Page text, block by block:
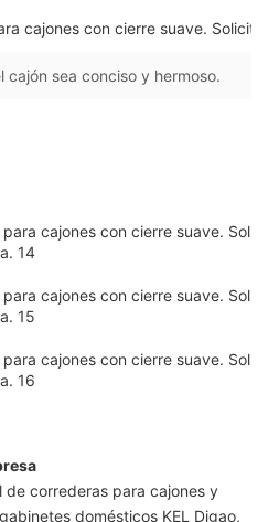
cajón sea conciso y hermoso.
de correderas para cajones y
domésticos KEL Digao,